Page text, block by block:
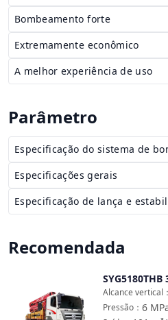
Bombeamento forte
Extremamente econômico
A melhor experiência de uso
Parâmetro
Especificação do sistema de
Especificações gerais
Especificação de lança e
Recomendada
SYG5180THB
Alcance vertical ：
6
Pressão ：